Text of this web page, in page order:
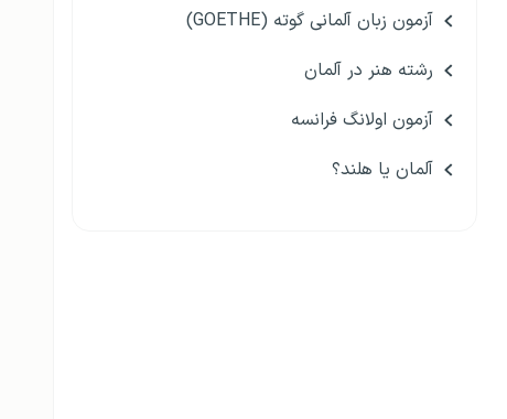
آزمون زبان آلمانی گوته (GOETHE)
رشته هنر در آلمان
آزمون اولانگ فرانسه
آلمان یا هلند؟